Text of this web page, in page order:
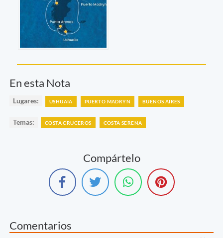
En esta Nota
Lugares: USHUAIA PUERTO MADRYN BUENOS AIRES
Temas: COSTA CRUCEROS COSTA SERENA
Compártelo
Comentarios